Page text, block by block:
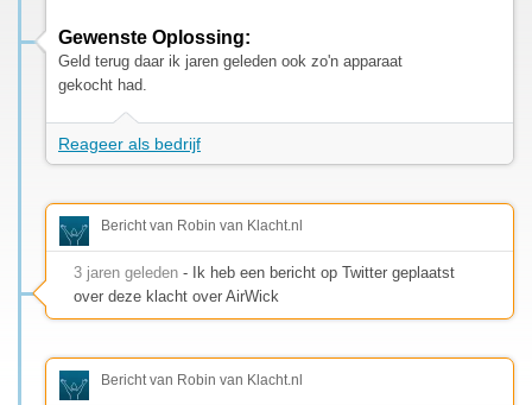
Gewenste Oplossing:
Geld terug daar ik jaren geleden ook zo'n apparaat
gekocht had.
Reageer als bedrijf
Bericht van Robin van Klacht.nl
3 jaren geleden - Ik heb een bericht op Twitter geplaatst
over deze klacht over AirWick
Bericht van Robin van Klacht.nl